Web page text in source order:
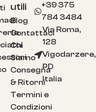
utili
Blog
Contattaci
Chi
Siamo
Consegna
& Ritorni
Termini e
Condizioni
+39 375
784 3484
Via Roma,
128
Vigodarzere,
PD
Italia